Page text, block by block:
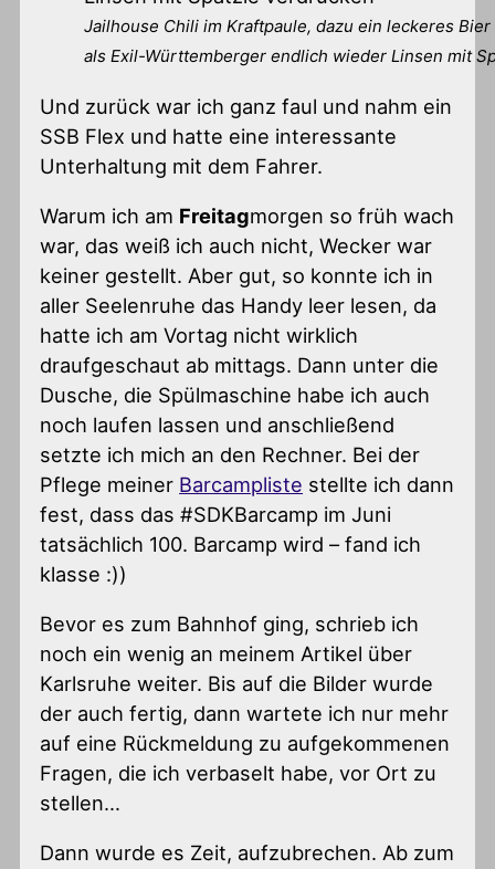
Jailhouse Chili im Kraftpaule, dazu ein leckeres
als Exil-Württemberger endlich wieder Linsen mit
Und zurück war ich ganz faul und nahm ein
SSB Flex und hatte eine interessante
Unterhaltung mit dem Fahrer.
Warum ich am Freitagmorgen so früh wach
war, das weiß ich auch nicht, Wecker war
keiner gestellt. Aber gut, so konnte ich in
aller Seelenruhe das Handy leer lesen, da
hatte ich am Vortag nicht wirklich
draufgeschaut ab mittags. Dann unter die
Dusche, die Spülmaschine habe ich auch
noch laufen lassen und anschließend
setzte ich mich an den Rechner. Bei der
Pflege meiner Barcampliste stellte ich dann
fest, dass das #SDKBarcamp im Juni
tatsächlich 100. Barcamp wird – fand ich
klasse :))
Bevor es zum Bahnhof ging, schrieb ich
noch ein wenig an meinem Artikel über
Karlsruhe weiter. Bis auf die Bilder wurde
der auch fertig, dann wartete ich nur mehr
auf eine Rückmeldung zu aufgekommenen
Fragen, die ich verbaselt habe, vor Ort zu
stellen…
Dann wurde es Zeit, aufzubrechen. Ab zum